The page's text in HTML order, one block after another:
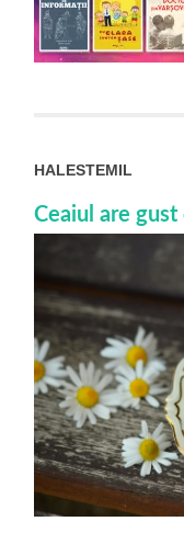
HALESTEMIL
Ceaiul are gust